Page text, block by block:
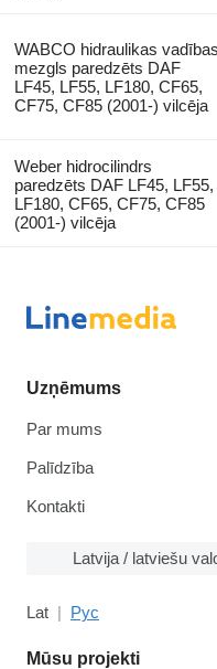
WABCO hidraulikas vadības
mezgls paredzēts DAF
LF45, LF55, LF180, CF65,
CF75, CF85 (2001-) vilcēja
Weber hidrocilindrs
paredzēts DAF LF45, LF55,
LF180, CF65, CF75, CF85
(2001-) vilcēja
Uzņēmums
Par mums
Palīdzība
Kontakti
Latvija / latviešu
Lat Рус
Mūsu projekti